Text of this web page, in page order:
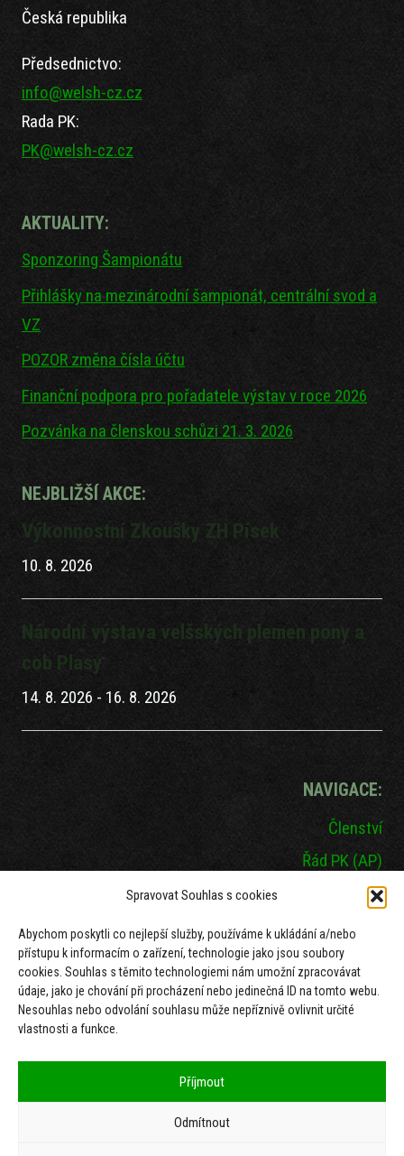
Spravovat Souhlas s cookies
Abychom poskytli co nejlepší služby, používáme k ukládání a/nebo
přístupu k informacím o zařízení, technologie jako jsou soubory
cookies. Souhlas s těmito technologiemi nám umožní zpracovávat
údaje, jako je chování při procházení nebo jedinečná ID na tomto webu.
Nesouhlas nebo odvolání souhlasu může nepříznivě ovlivnit určité
vlastnosti a funkce.
Příjmout
Odmítnout
Česká republika
Předsednictvo:
info@welsh-cz.cz
Rada PK:
PK@welsh-cz.cz
AKTUALITY:
Sponzoring Šampionátu
Přihlášky na mezinárodní šampionát, centrální svod a
VZ
POZOR změna čísla účtu
Finanční podpora pro pořadatele výstav v roce 2026
Pozvánka na členskou schůzi 21. 3. 2026
NEJBLIŽŠÍ AKCE:
Výkonnostní Zkoušky ZH Písek
10. 8. 2026
Národní výstava velšských plemen pony a
cob Plasy
14. 8. 2026 - 16. 8. 2026
NAVIGACE:
Členství
Řád PK (AP)
Mezinárodní šampionát
Seznam hřebců
Dokumenty
Zásady cookies (EU)
GDPR